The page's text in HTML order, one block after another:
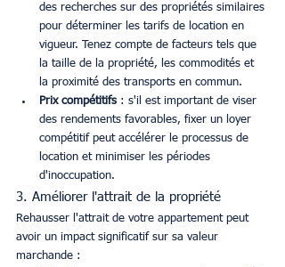
des recherches sur des propriétés similaires
pour déterminer les tarifs de location en
vigueur. Tenez compte de facteurs tels que
la taille de la propriété, les commodités et
la proximité des transports en commun.
Prix compétitifs : s'il est important de viser
des rendements favorables, fixer un loyer
compétitif peut accélérer le processus de
location et minimiser les périodes
d'inoccupation.
3. Améliorer l'attrait de la propriété
Rehausser l'attrait de votre appartement peut
avoir un impact significatif sur sa valeur
marchande :